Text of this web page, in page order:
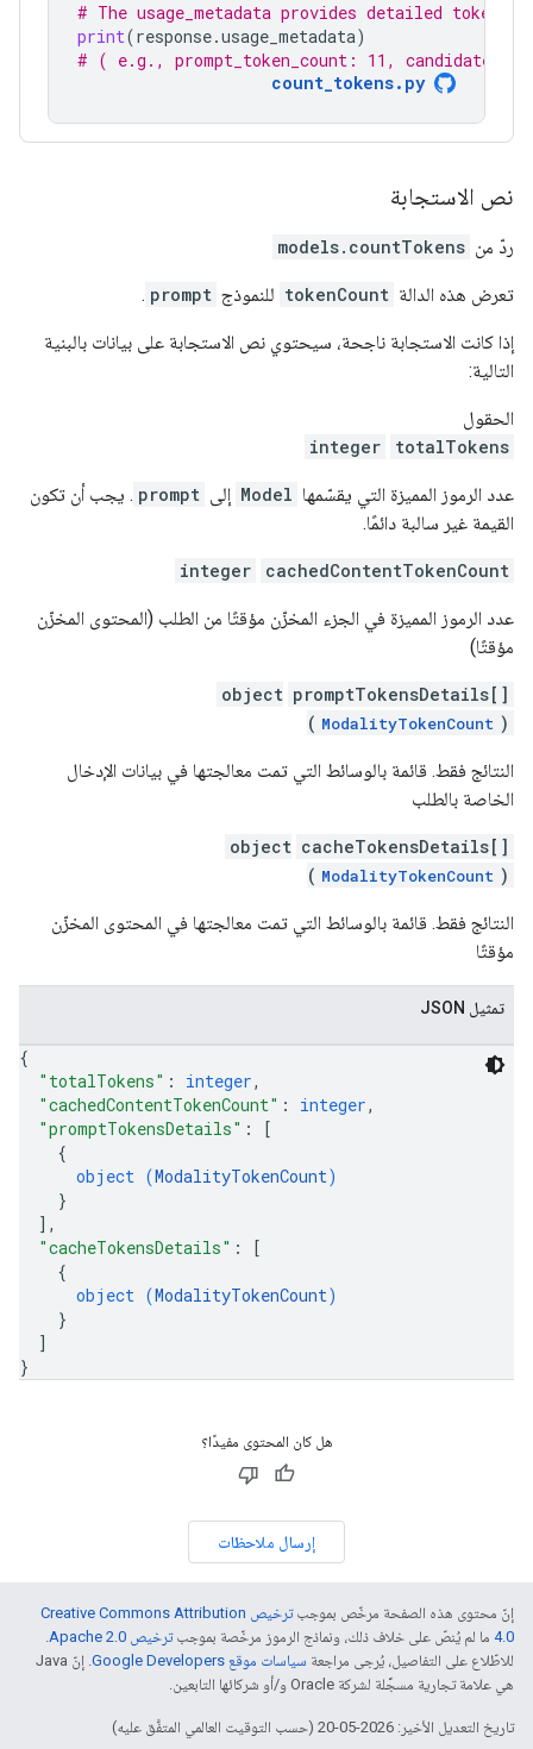
# The usage_metadata provides detailed token
print(response.usage_metadata)
# ( e.g., prompt_token_count: 11,
count_tokens.py
نص الاستجابة
ردّ من models.countTokens
تعرض هذه الدالة tokenCount للنموذج prompt
.
إذا كانت الاستجابة ناجحة، سيحتوي نص الاستجابة على بيانات بالبنية
التالية:
الحقول
totalTokens
integer
عدد الرموز المميزة التي يقسّمها Model إلى prompt . يجب أن تكون
القيمة غير سالبة دائمًا.
cachedContentTokenCount
integer
عدد الرموز المميزة في الجزء المخزّن مؤقتًا من الطلب (المحتوى المخزّن
مؤقتًا)
promptTokensDetails[]
object
( ModalityTokenCount )
النتائج فقط. قائمة بالوسائط التي تمت معالجتها في بيانات الإدخال
الخاصة بالطلب
cacheTokensDetails[]
object
( ModalityTokenCount )
النتائج فقط. قائمة بالوسائط التي تمت معالجتها في المحتوى المخزّن
مؤقتًا
تمثيل JSON
{
"totalTokens" : integer,
"cachedContentTokenCount" : integer,
"promptTokensDetails" :
[
{
object (ModalityTokenCount)
}
] ,
"cacheTokensDetails" :
[
{
object (ModalityTokenCount)
}
]
}
هل كان المحتوى مفيدًا؟
إرسال ملاحظات
إنّ محتوى هذه الصفحة مرخّص بموجب
ترخيص Creative Commons Attribution
4.0‏ ما لم يُنصّ على خلاف ذلك، ونماذج الرموز مرخّصة بموجبترخيص Apache 2.0‏
.
للاطّلاع على التفاصيل، يُرجى مراجعة سياسات موقع Google Developers‏
. إنّ Java
هي علامة تجارية مسجَّلة لشركة Oracle و/أو شركائها التابعين.
تاريخ التعديل الأخير: 2026-05-20 (حسب التوقيت العالمي المتفَّق عليه)